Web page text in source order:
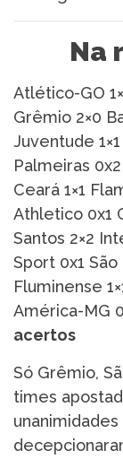
Na
Atlético-GO
Grêmio 2×0
Juventude
Palmeiras
Ceará 1×1
Athletico 0x1
Santos 2×2
Sport 0x1 São
Fluminense
América-MG
acertos
Só Grêmio,
times